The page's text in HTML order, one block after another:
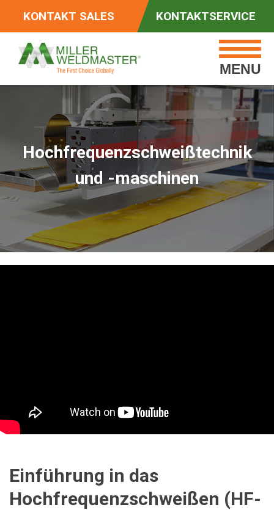
KONTAKT SALES KONTAKTSERVICE
MENU
Hochfrequenzschweißtechnik
und -maschinen
Einführung in das
Hochfrequenzschweißen (HF-